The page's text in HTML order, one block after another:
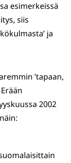
esimerkeissä
siis
ja
’tapaan,
2002